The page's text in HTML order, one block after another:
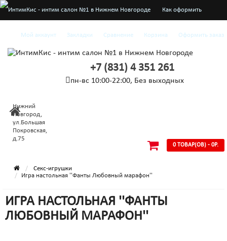
Как оформить
О нас
Доставка и оплата
Мой аккаунт Закладки Сравнение Корзина Оформить заказ
+7 (831) 4 351 261
пн-вс 10:00-22:00, Без выходных
Нижний
Новгород,
ул.Большая
Покровская,
д.75
0 ТОВАР(ОВ) - 0Р.
Секс-игрушки
Игра настольная ''Фанты Любовный марафон''
ИГРА НАСТОЛЬНАЯ ''ФАНТЫ
ЛЮБОВНЫЙ МАРАФОН''